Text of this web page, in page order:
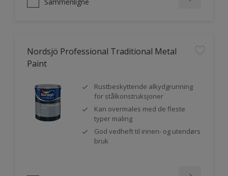
Nordsjö Professional Traditional Metal
Paint
Rustbeskyttende alkydgrunning
for stålkonstruksjoner
Kan overmales med de fleste
typer maling
God vedheft til innen- og utendørs
bruk